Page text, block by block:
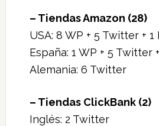
– Tiendas Amazon (28)
USA: 8 WP + 5 Twitter +
España: 1 WP + 5 Twitter
Alemania: 6 Twitter
– Tiendas ClickBank (2)
Inglés: 2 Twitter